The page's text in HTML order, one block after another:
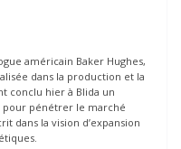
américain Baker Hughes,
dans la production et la
conclu hier à Blida un
pour pénétrer le marché
dans la vision d’expansion